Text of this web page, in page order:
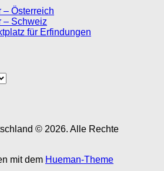
– Österreich
– Schweiz
für Erfindungen
© 2026. Alle Rechte
mit dem Hueman-Theme